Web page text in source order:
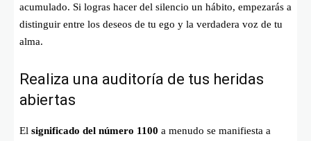
acumulado. Si logras hacer del silencio un hábito, empezarás a
distinguir entre los deseos de tu ego y la verdadera voz de tu
alma.
Realiza una auditoría de tus heridas
abiertas
El significado del número 1100 a menudo se manifiesta a